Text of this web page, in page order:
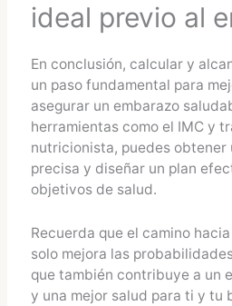
ideal previo al
En conclusión, calcular y
un paso fundamental para
asegurar un embarazo
herramientas como el IMC y
nutricionista, puedes obtener
precisa y diseñar un plan
objetivos de salud.
Recuerda que el camino
solo mejora las
que también contribuye a un
y una mejor salud para ti y tu